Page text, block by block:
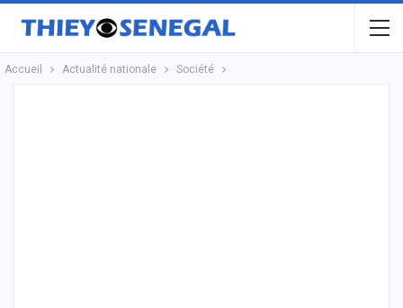
Accueil Actualité nationale Société